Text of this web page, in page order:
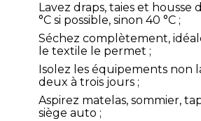
Lavez draps, taies et housse
°C si possible, sinon 40 °C ;
Séchez complètement,
le textile le permet ;
Isolez les équipements non
deux à trois jours ;
Aspirez matelas, sommier,
siège auto ;